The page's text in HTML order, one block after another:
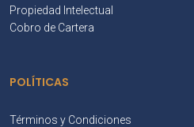
Propiedad Intelectual
Cobro de Cartera
POLÍTICAS
Términos y Condiciones